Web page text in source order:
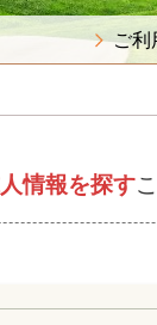
ご利
情報を探す